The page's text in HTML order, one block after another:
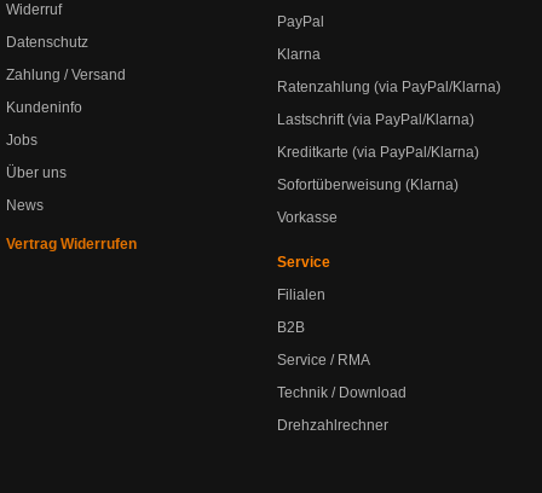
Widerruf
Datenschutz
Zahlung / Versand
Kundeninfo
Jobs
Über uns
News
Vertrag Widerrufen
PayPal
Klarna
Ratenzahlung (via PayPal/Klarna)
Lastschrift (via PayPal/Klarna)
Kreditkarte (via PayPal/Klarna)
Sofortüberweisung (Klarna)
Vorkasse
Service
Filialen
B2B
Service / RMA
Technik / Download
Drehzahlrechner